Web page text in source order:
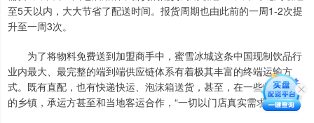
至5天以内，大大节省了配送时间。报货周期也由此前的一周1-2次提
升至一周3次。
为了将物料免费送到加盟商手中，蜜雪冰城这条中国现制饮品行
业内最大、最完整的端到端供应链体系有着极其丰富的终端运输方
式。既有直配，也有快递快运、泡沫箱送货，甚至，在一些特别偏远
的乡镇，承运方甚至和当地客运合作，“一切以门店真实需求为准。”